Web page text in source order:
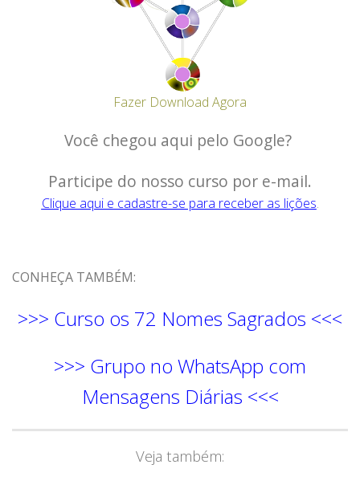
Fazer Download Agora
Você chegou aqui pelo Google?
Participe do nosso curso por e-mail.
Clique aqui e cadastre-se para receber as lições.
CONHEÇA TAMBÉM:
>>> Curso os 72 Nomes Sagrados <<<
>>> Grupo no WhatsApp com
Mensagens Diárias <<<
Veja também: